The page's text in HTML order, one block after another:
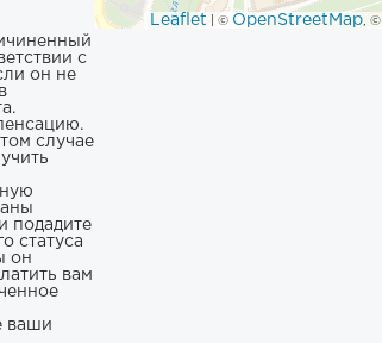
с
он не
случае
подадите
статуса
он
вам
ваши
Leaflet | © OpenStreetMap, ©